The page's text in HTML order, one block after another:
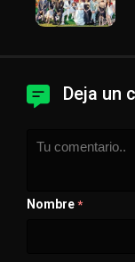
Deja un
Nombre *